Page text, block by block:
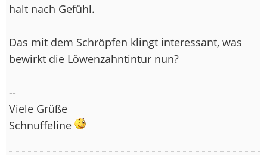
halt nach Gefühl.
Das mit dem Schröpfen klingt interessant, was
bewirkt die Löwenzahntintur nun?
--
Viele Grüße
Schnuffeline